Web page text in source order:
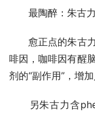
最陶醉：朱古力
愈正点的朱古力
啡因，咖啡因有醒
剂的“副作用”，增
另朱古力含